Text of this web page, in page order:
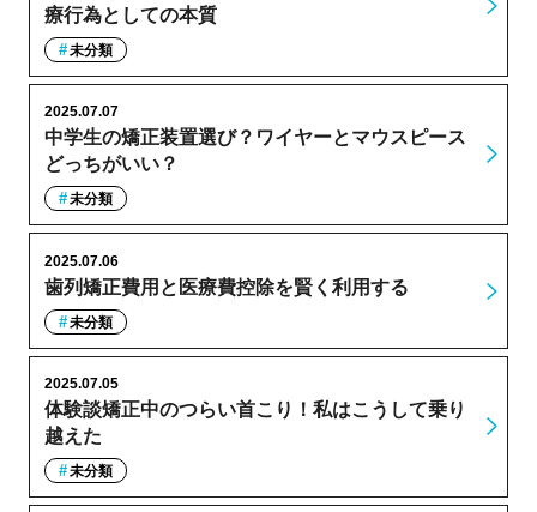
療行為としての本質
未分類
中学生の矯正装置選び？ワイヤーとマウスピース
どっちがいい？
2025.07.07
未分類
歯列矯正費用と医療費控除を賢く利用する
2025.07.06
未分類
体験談矯正中のつらい首こり！私はこうして乗り
越えた
2025.07.05
未分類